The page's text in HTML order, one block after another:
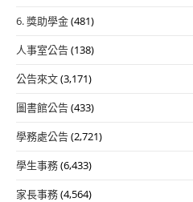
6. 獎助學金(481)
人事室公告(138)
公告來文(3,171)
圖書館公告(433)
學務處公告(2,721)
學生事務(6,433)
家長事務(4,564)